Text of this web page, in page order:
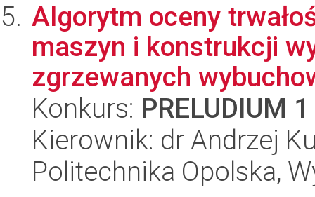
Algorytm oceny
maszyn i konstrukcji
zgrzewanych
Konkurs: PRELUDIUM 1
Kierownik: dr Andrzej
Politechnika Opolska,